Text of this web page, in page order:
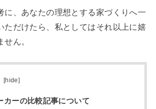
に、あなたの理想とする家づくりへ一
ただけたら、私としてはそれ以上に嬉
ん。
[hide]
カーの比較記事について